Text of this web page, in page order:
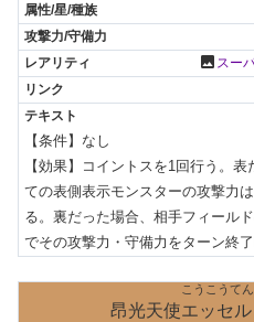
photo スー
【条件】なし
【効果】コイントスを1回行う。
ての表側表示モンスターの攻撃力
る。裏だった場合、相手フィール
でその攻撃力・守備力をターン終
こうこうて
昂光天使エッセル